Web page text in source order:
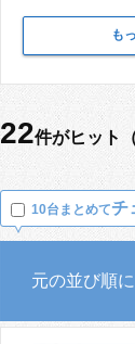
も
22件がヒット
10台まとめてチ
元の並び順